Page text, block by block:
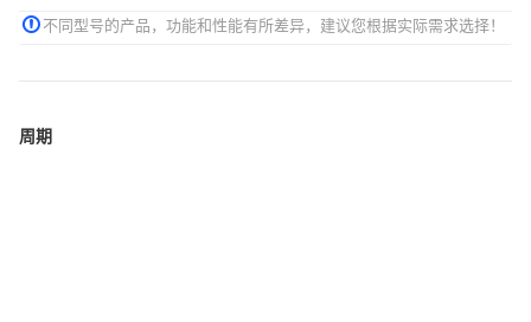
不同型号的产品，功能和性能有所差异，建议您根据实际需求选择！
周期